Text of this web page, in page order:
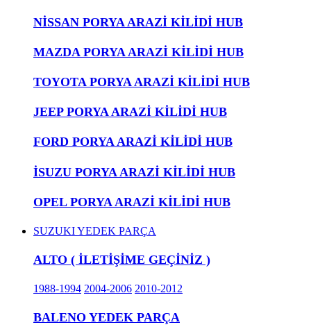
NİSSAN PORYA ARAZİ KİLİDİ HUB
MAZDA PORYA ARAZİ KİLİDİ HUB
TOYOTA PORYA ARAZİ KİLİDİ HUB
JEEP PORYA ARAZİ KİLİDİ HUB
FORD PORYA ARAZİ KİLİDİ HUB
İSUZU PORYA ARAZİ KİLİDİ HUB
OPEL PORYA ARAZİ KİLİDİ HUB
SUZUKI YEDEK PARÇA
ALTO ( İLETİŞİME GEÇİNİZ )
1988-1994 2004-2006 2010-2012
BALENO YEDEK PARÇA